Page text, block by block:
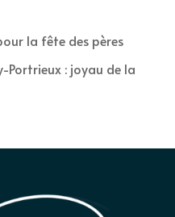
la fête des pères
Portrieux : joyau de la